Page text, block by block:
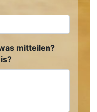
mitteilen?